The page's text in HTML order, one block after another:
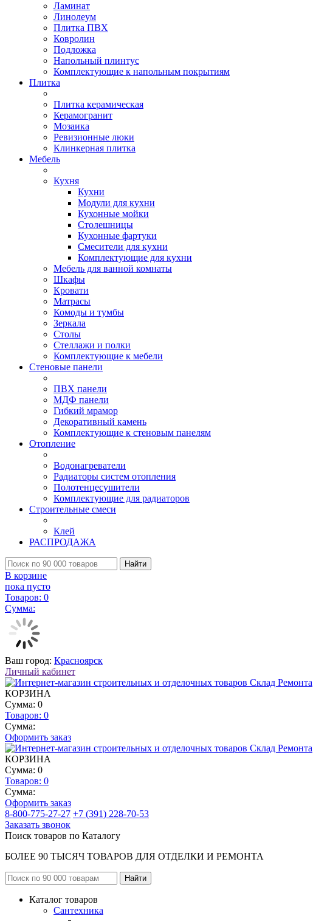
Ламинат
Линолеум
Плитка ПВХ
Ковролин
Подложка
Напольный плинтус
Комплектующие к напольным покрытиям
Плитка
Плитка керамическая
Керамогранит
Мозаика
Ревизионные люки
Клинкерная плитка
Мебель
Кухня
Кухни
Модули для кухни
Кухонные мойки
Столешницы
Кухонные фартуки
Смесители для кухни
Комплектующие для кухни
Мебель для ванной комнаты
Шкафы
Кровати
Матрасы
Комоды и тумбы
Зеркала
Столы
Стеллажи и полки
Комплектующие к мебели
Стеновые панели
ПВХ панели
МДФ панели
Гибкий мрамор
Декоративный камень
Комплектующие к стеновым панелям
Отопление
Водонагреватели
Радиаторы систем отопления
Полотенцесушители
Комплектующие для радиаторов
Строительные смеси
Клей
РАСПРОДАЖА
Найти
В корзине
пока пусто
Товаров: 0
Сумма:
Ваш город: Красноярск
Личный кабинет
КОРЗИНА
Сумма: 0
Товаров: 0
Сумма:
Оформить заказ
КОРЗИНА
Сумма: 0
Товаров: 0
Сумма:
Оформить заказ
8-800-775-27-27 +7 (391) 228-70-53
Заказать звонок
Поиск товаров по Каталогу
БОЛЕЕ 90 ТЫСЯЧ ТОВАРОВ ДЛЯ ОТДЕЛКИ И РЕМОНТА
Каталог товаров
Сантехника